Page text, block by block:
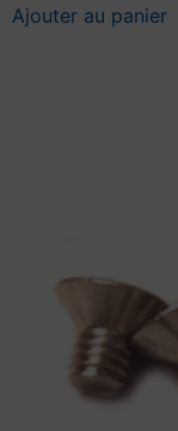
Ajouter au panier